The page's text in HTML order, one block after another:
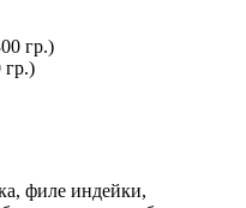
гр.)
филе индейки,